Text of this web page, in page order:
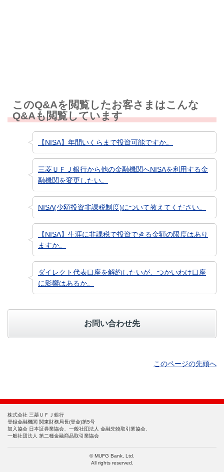
このQ&Aを閲覧したお客さまはこんな
Q&Aも閲覧しています
【NISA】年間いくらまで投資可能ですか。
三菱ＵＦＪ銀行から他の金融機関へNISAを利用する金
融機関を変更したい。
NISA(少額投資非課税制度)について教えてください。
【NISA】生涯に非課税で投資できる金額の限度はあり
ますか。
ダイレクト代表口座を解約したいが、つかいわけ口座
に影響はあるか。
お問い合わせ先
このページの先頭へ
株式会社 三菱ＵＦＪ銀行
登録金融機関 関東財務局長(登金)第5号
加入協会 日本証券業協会、一般社団法人 金融先物取引業協会、
一般社団法人 第二種金融商品取引業協会
© MUFG Bank, Ltd.
All rights reserved.